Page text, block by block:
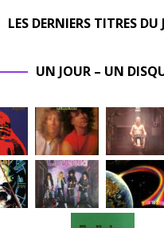
LES DERNIERS TITRES DU
UN JOUR – UN